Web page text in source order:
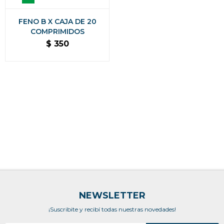
FENO B X CAJA DE 20
COMPRIMIDOS
$ 350
NEWSLETTER
¡Suscribite y recibí todas nuestras novedades!